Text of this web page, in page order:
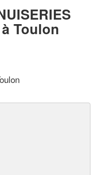
à Toulon